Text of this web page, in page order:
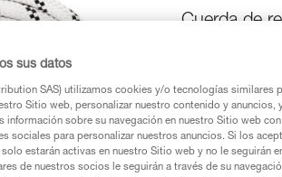
Cuerda de
Cuerda de
Buscar un
sus datos
SAS) utilizamos cookies y/o tecnologías similares
Sitio web, personalizar nuestro contenido y anuncios,
información sobre su navegación en nuestro Sitio web
sociales para personalizar nuestros anuncios. Si los
estarán activas en nuestro Sitio web y no le seguirán
de nuestros socios le seguirán a través de su